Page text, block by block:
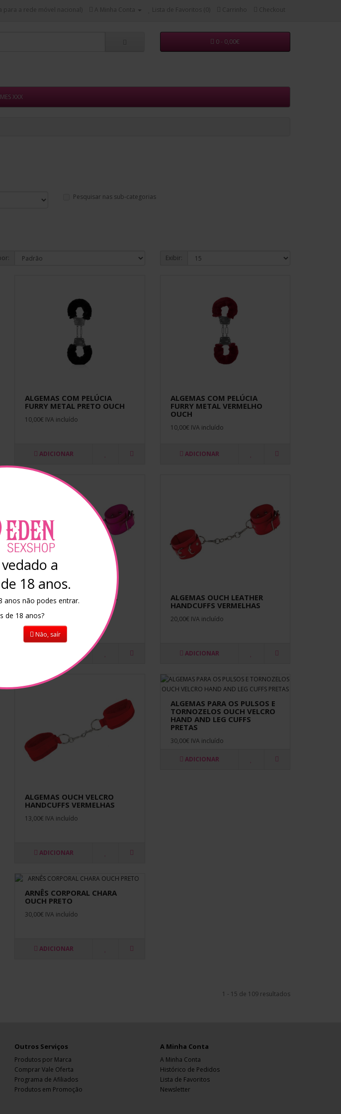
para a rede móvel nacional) A Minha Conta Lista de Favoritos (0) Carrinho Checkout
0 - 0,00€
XXX
Pesquisar nas sub-categorias
Exibir:
ALGEMAS COM PELÚCIA
FURRY METAL PRETO OUCH
10,00€ IVA incluído
ADICIONAR
ALGEMAS COM PELÚCIA
FURRY METAL VERMELHO
OUCH
10,00€ IVA incluído
ADICIONAR
ALGEMAS OUCH LEATHER
HANDCUFFS ROSA
20,00€ IVA incluído
ALGEMAS OUCH LEATHER
HANDCUFFS VERMELHAS
20,00€ IVA incluído
ADICIONAR
ALGEMAS OUCH VELCRO
HANDCUFFS VERMELHAS
13,00€ IVA incluído
ADICIONAR
ALGEMAS PARA OS PULSOS E
TORNOZELOS OUCH VELCRO
HAND AND LEG CUFFS
PRETAS
30,00€ IVA incluído
ADICIONAR
ARNÊS CORPORAL CHARA
OUCH PRETO
30,00€ IVA incluído
ADICIONAR
1 - 15 de 109 resultados
a
18 anos.
anos não podes entrar.
de 18 anos?
Não, saír
Outros Serviços
Produtos por Marca
Comprar Vale Oferta
Programa de Afiliados
Produtos em Promoção
A Minha Conta
A Minha Conta
Histórico de Pedidos
Lista de Favoritos
Newsletter